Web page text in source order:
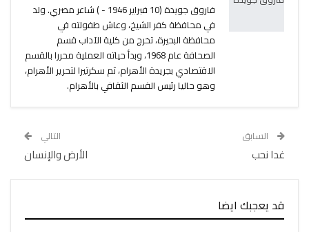
فاروق جويدة (10 فبراير 1946 - ) شاعر مصري. ولد
في محافظة كفر الشيخ، وعاش طفولته في
محافظة البحيرة، تخرج من كلية الآداب قسم
الصحافة عام 1968، وبدأ حياته العملية محررا بالقسم
الاقتصادي بجريدة الأهرام، ثم سكرتيرا لتحرير الأهرام،
وهو حاليا رئيس القسم الثقافي بالأهرام.
السابق
غدا نحب
التالي
الأرض والإنسان
قد يعجبك ايضا